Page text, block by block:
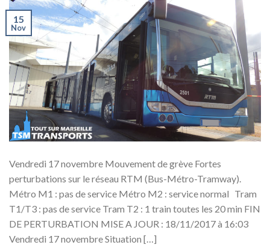
15
Nov
Vendredi 17 novembre Mouvement de grève Fortes
perturbations sur le réseau RTM (Bus-Métro-Tramway).
Métro M1 : pas de service Métro M2 : service normal Tram
T1/T3 : pas de service Tram T2 : 1 train toutes les 20 min FIN
DE PERTURBATION MISE A JOUR : 18/11/2017 à 16:03
Vendredi 17 novembre Situation […]